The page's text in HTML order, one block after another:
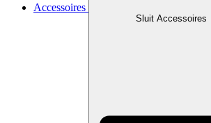
Accessoires
Sluit Accessoires